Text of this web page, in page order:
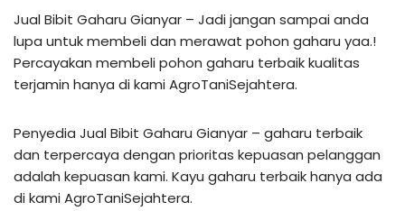
Jual Bibit Gaharu Gianyar – Jadi jangan sampai anda
lupa untuk membeli dan merawat pohon gaharu yaa.!
Percayakan membeli pohon gaharu terbaik kualitas
terjamin hanya di kami AgroTaniSejahtera.
Penyedia Jual Bibit Gaharu Gianyar – gaharu terbaik
dan terpercaya dengan prioritas kepuasan pelanggan
adalah kepuasan kami. Kayu gaharu terbaik hanya ada
di kami AgroTaniSejahtera.